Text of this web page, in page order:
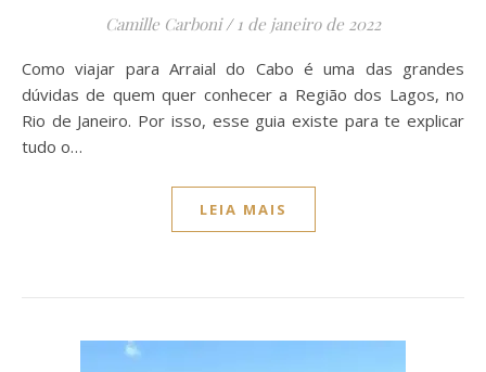
Camille Carboni / 1 de janeiro de 2022
Como viajar para Arraial do Cabo é uma das grandes
dúvidas de quem quer conhecer a Região dos Lagos, no
Rio de Janeiro. Por isso, esse guia existe para te explicar
tudo o…
LEIA MAIS